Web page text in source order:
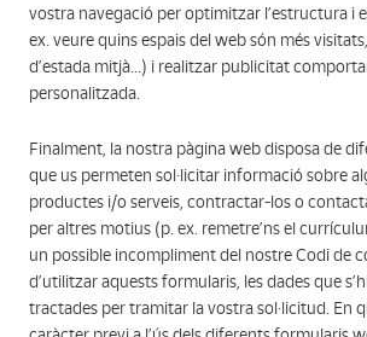
vostra navegació per optimitzar l’estructura i
ex. veure quins espais del web són més
d’estada mitjà...) i realitzar publicitat
personalitzada.
Finalment, la nostra pàgina web disposa de
que us permeten sol·licitar informació sobre
productes i/o serveis, contractar-los o
per altres motius (p. ex. remetre’ns el
un possible incompliment del nostre Codi de
d’utilitzar aquests formularis, les dades que
tractades per tramitar la vostra sol·licitud. En